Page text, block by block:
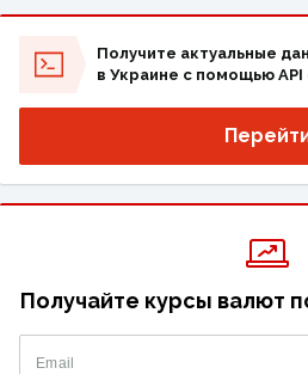
Получите актуальные
в Украине с помощью API
Получайте курсы валют
Email